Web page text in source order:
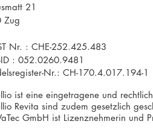
21
Zug
Nr. : CHE-252.425.483
ID : 052.0260.9481
Nr.: CH-170.4.017.194-1
ist eine eingetragene und
Revita sind zudem gesetzlich
GmbH ist Lizenznehmerin und